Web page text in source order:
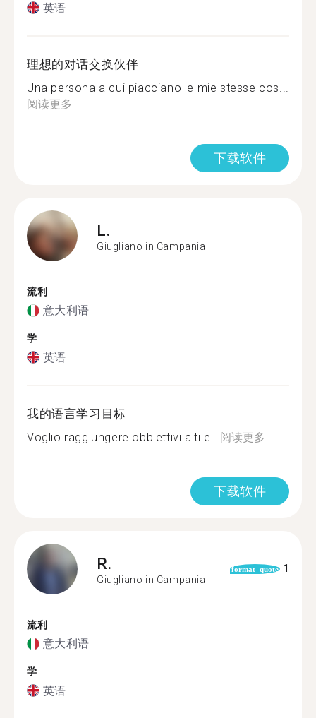
英语
理想的对话交换伙伴
Una persona a cui piacciano le mie stesse cos...
阅读更多
下载软件
L.
Giugliano in Campania
流利
意大利语
学
英语
我的语言学习目标
Voglio raggiungere obbiettivi alti e... 阅读更多
下载软件
R.
Giugliano in Campania
format_quote 1
流利
意大利语
学
英语